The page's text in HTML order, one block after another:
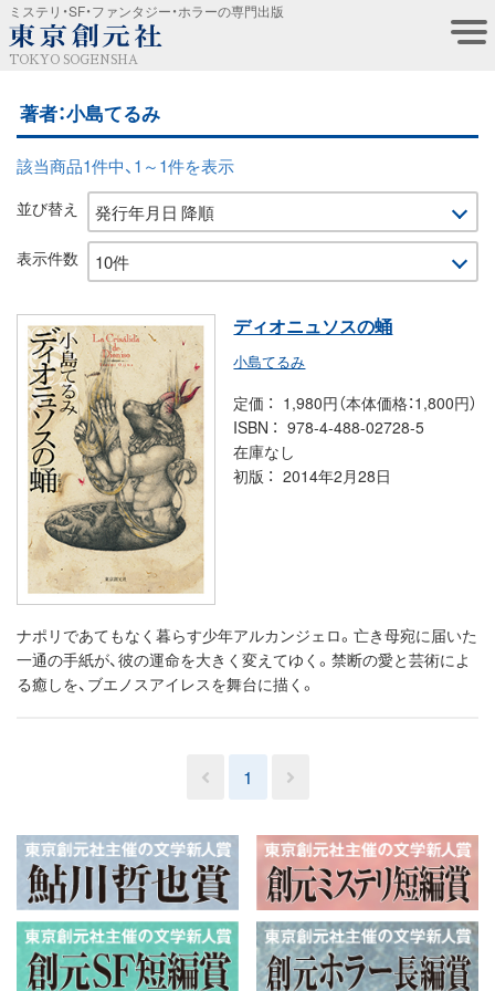
ミステリ・SF・ファンタジー・ホラーの専門出版
TOKYO SOGENSHA
著者：小島てるみ
該当商品1件中、1～1件を表示
並び替え
表示件数
ディオニュソスの蛹
小島てるみ
定価
1,980円（本体価格：1,800円）
ISBN
978-4-488-02728-5
在庫なし
初版
2014年2月28日
ナポリであてもなく暮らす少年アルカンジェロ。亡き母宛に届いた
一通の手紙が、彼の運命を大きく変えてゆく。禁断の愛と芸術によ
る癒しを、ブエノスアイレスを舞台に描く。
1